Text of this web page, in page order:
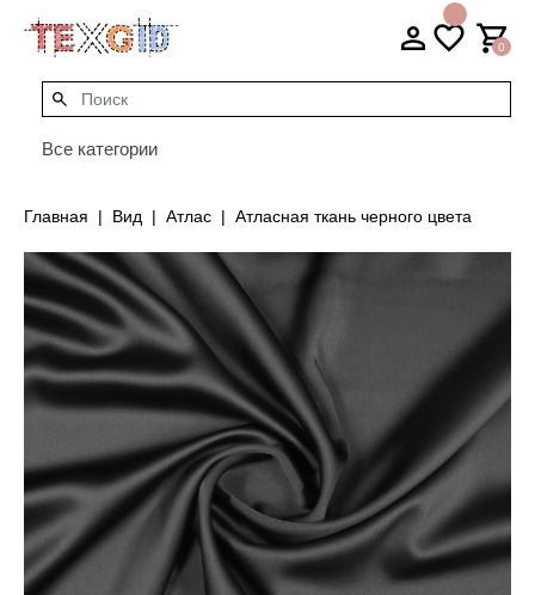
0
Все категории
Главная Вид Атлас Атласная ткань черного цвета